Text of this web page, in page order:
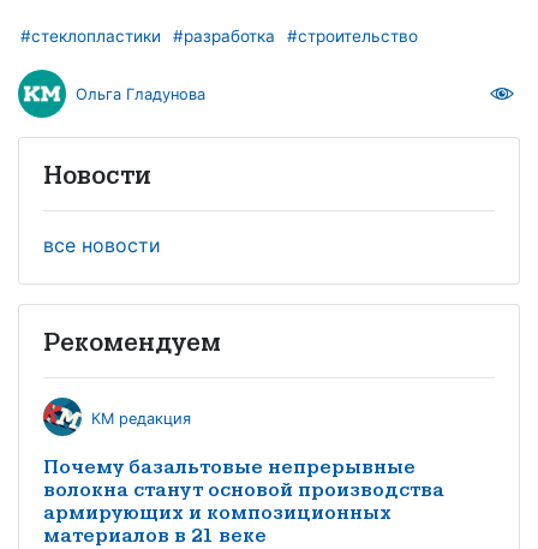
#стеклопластики #разработка #строительство
Ольга Гладунова
Новости
все новости
Рекомендуем
КМ редакция
Почему базальтовые непрерывные
волокна станут основой производства
армирующих и композиционных
материалов в 21 веке